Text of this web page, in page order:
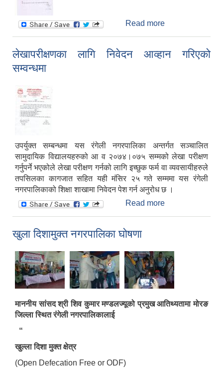
Read more
लेखापरीक्षणका लागि निवेदन आव्हान गरिएको
सम्वन्धमा
उपर्युक्त सम्बन्धमा यस रंगेली नगरपालिका अन्तर्गत सञ्चालित
सामुदायिक विद्यालयहरुको आ व २०७४।०७५ सम्मको लेखा परीक्षण
गर्नुपर्ने भएकोले लेखा परीक्षण गर्नको लागि इच्छुक फर्म वा व्यवसायीहरुले
तपसिलका कागजात सहित यही मंसिर २५ गते सम्ममा यस रंगेली
नगरपालिकाको शिक्षा शाखामा निवेदन पेश गर्न अनुरोध छ ।
Read more
खुला दिशामुक्त नगरपालिका घोषणा
माननीय सांसद श्री शिव कुमार मण्डलज्यूको प्रमुख आतिथ्यतामा मोरङ
जिल्ला स्थित रंगेली नगरपालिकालाई
“
खुल्ला दिशा मुक्त क्षेत्र
(Open Defecation Free or ODF)